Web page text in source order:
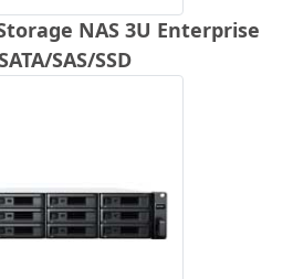
NAS 3U Enterprise
SAS/SSD